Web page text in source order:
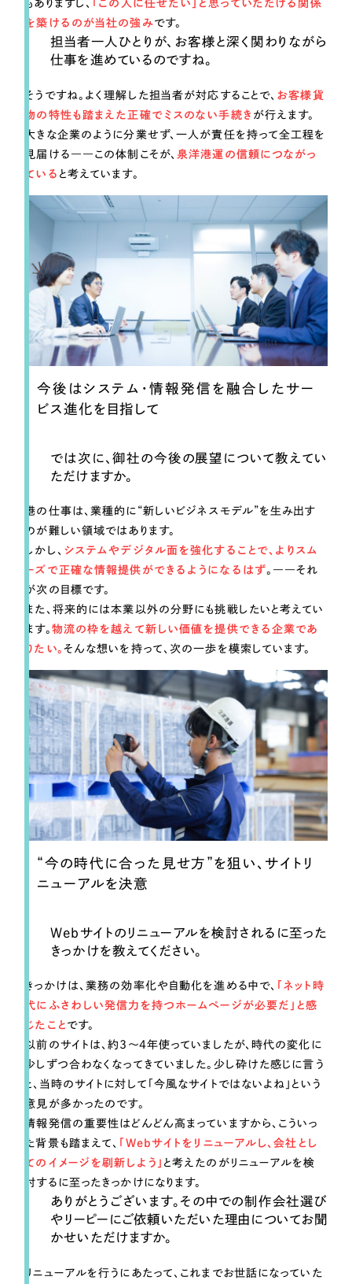
もありますし、 「この人に任せたい」と思っていただける関係
を築けるのが当社の強みです。
担当者一人ひとりが、お客様と深く関わりながら
仕事を進めているのですね。
そうですね。よく理解した担当者が対応することで、 お客様貨
物の特性も踏まえた正確でミスのない手続き が行えます。
大きな企業のように分業せず、一人が責任を持って全工程を
見届ける――この体制こそが、 泉洋港運の信頼につながっ
ている と考えています。
今後はシステム・情報発信を融合したサー
ビス進化を目指して
では次に、御社の今後の展望について教えてい
ただけますか。
港の仕事は、業種的に“新しいビジネスモデル”を生み出す
のが難しい領域ではあります。
しかし、 システムやデジタル面を強化することで、よりスム
ーズで正確な情報提供ができるようになるはず。――それ
が次の目標です。
また、将来的には本業以外の分野にも挑戦したいと考えてい
ます。 物流の枠を越えて新しい価値を提供できる企業であ
りたい。 そんな想いを持って、次の一歩を模索しています。
“今の時代に合った見せ方”を狙い、サイトリ
ニューアルを決意
Webサイトのリニューアルを検討されるに至った
きっかけを教えてください。
きっかけは、業務の効率化や自動化を進める中で、 「ネット時
代にふさわしい発信力を持つホームページが必要だ」と感
じたこと です。
以前のサイトは、約3〜4年使っていましたが、時代の変化に
少しずつ合わなくなってきていました。少し砕けた感じに言う
と、当時のサイトに対して「今風なサイトではないよね」という
意見が多かったのです。
情報発信の重要性はどんどん高まっていますから、こういっ
た背景も踏まえて、 「Webサイトをリニューアルし、会社とし
てのイメージを刷新しよう」 と考えたのがリニューアルを検
討するに至ったきっかけになります。
ありがとうございます。その中での制作会社選び
やリーピーにご依頼いただいた理由についてお聞
かせいただけますか。
リニューアルを行うにあたって、これまでお世話になっていた